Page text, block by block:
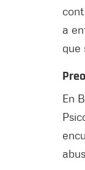
a
que
En